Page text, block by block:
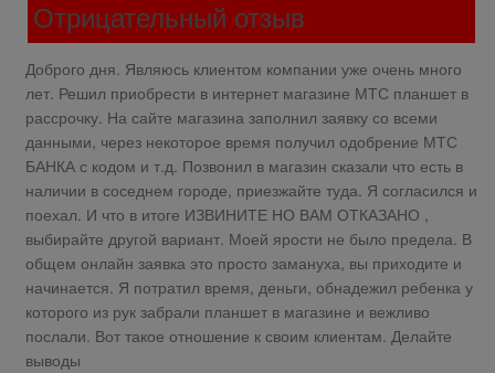
Отрицательный отзыв
Доброго дня. Являюсь клиентом компании уже очень много
лет. Решил приобрести в интернет магазине МТС планшет в
рассрочку. На сайте магазина заполнил заявку со всеми
данными, через некоторое время получил одобрение МТС
БАНКА с кодом и т.д. Позвонил в магазин сказали что есть в
наличии в соседнем городе, приезжайте туда. Я согласился и
поехал. И что в итоге ИЗВИНИТЕ НО ВАМ ОТКАЗАНО ,
выбирайте другой вариант. Моей ярости не было предела. В
общем онлайн заявка это просто замануха, вы приходите и
начинается. Я потратил время, деньги, обнадежил ребенка у
которого из рук забрали планшет в магазине и вежливо
послали. Вот такое отношение к своим клиентам. Делайте
выводы